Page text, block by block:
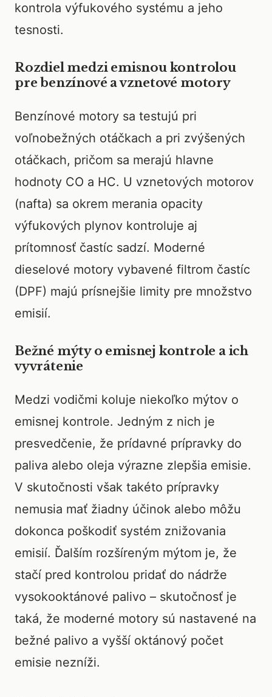
kontrola výfukového systému a jeho
tesnosti.
Rozdiel medzi emisnou kontrolou
pre benzínové a vznetové motory
Benzínové motory sa testujú pri
voľnobežných otáčkach a pri zvýšených
otáčkach, pričom sa merajú hlavne
hodnoty CO a HC. U vznetových motorov
(nafta) sa okrem merania opacity
výfukových plynov kontroluje aj
prítomnosť častíc sadzí. Moderné
dieselové motory vybavené filtrom častíc
(DPF) majú prísnejšie limity pre množstvo
emisií.
Bežné mýty o emisnej kontrole a ich
vyvrátenie
Medzi vodičmi koluje niekoľko mýtov o
emisnej kontrole. Jedným z nich je
presvedčenie, že prídavné prípravky do
paliva alebo oleja výrazne zlepšia emisie.
V skutočnosti však takéto prípravky
nemusia mať žiadny účinok alebo môžu
dokonca poškodiť systém znižovania
emisií. Ďalším rozšíreným mýtom je, že
stačí pred kontrolou pridať do nádrže
vysokooktánové palivo – skutočnosť je
taká, že moderné motory sú nastavené na
bežné palivo a vyšší oktánový počet
emisie nezníži.